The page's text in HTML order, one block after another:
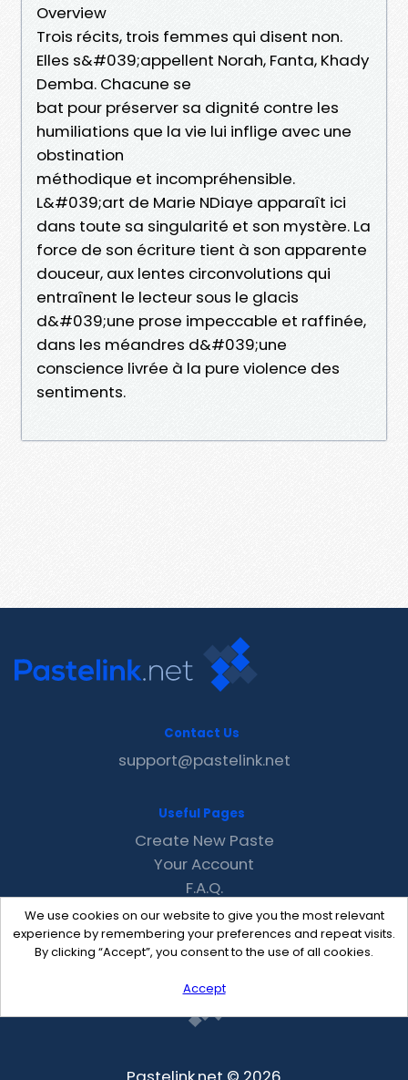
Overview
Trois récits, trois femmes qui disent non.
Elles s&#039;appellent Norah, Fanta, Khady
Demba. Chacune se
bat pour préserver sa dignité contre les
humiliations que la vie lui inflige avec une
obstination
méthodique et incompréhensible.
L&#039;art de Marie NDiaye apparaît ici
dans toute sa singularité et son mystère. La
force de son écriture tient à son apparente
douceur, aux lentes circonvolutions qui
entraînent le lecteur sous le glacis
d&#039;une prose impeccable et raffinée,
dans les méandres d&#039;une
conscience livrée à la pure violence des
sentiments.
We use cookies on our website to give you the most relevant
experience by remembering your preferences and repeat visits.
By clicking “Accept”, you consent to the use of all cookies.
Accept
Contact Us
support@pastelink.net
Useful Pages
Create New Paste
Your Account
F.A.Q.
Recent
Contact